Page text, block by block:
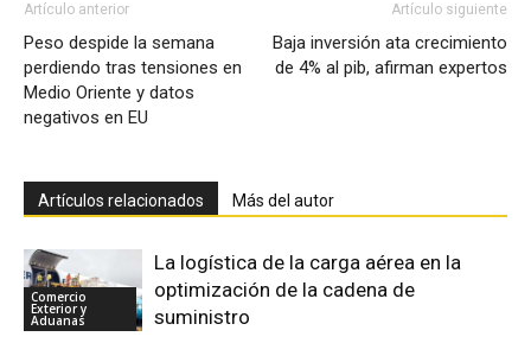
Artículo anterior
Peso despide la semana
perdiendo tras tensiones en
Medio Oriente y datos
negativos en EU
Artículo siguiente
Baja inversión ata crecimiento
de 4% al pib, afirman expertos
Artículos relacionados Más del autor
Comercio
Exterior y
Aduanas
La logística de la carga aérea en la
optimización de la cadena de
suministro